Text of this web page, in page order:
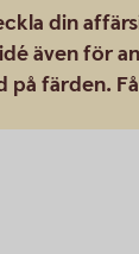
din
även för
färden.